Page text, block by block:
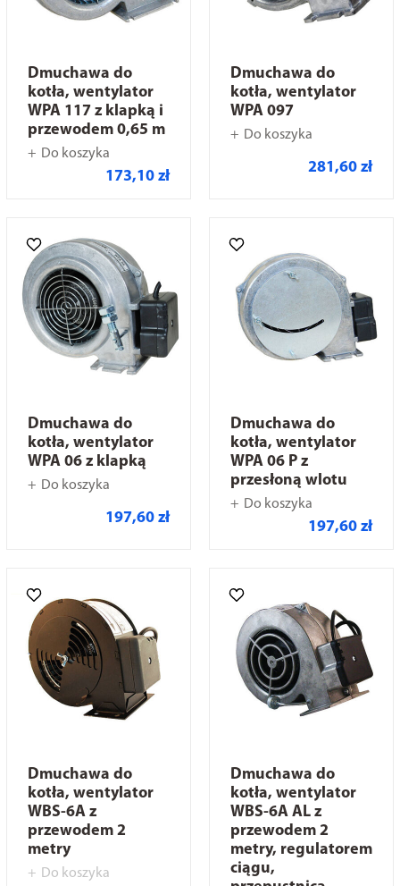
Dmuchawa do
kotła, wentylator
WPA 117 z klapką i
przewodem 0,65 m
Do koszyka
173,10 zł
Dmuchawa do
kotła, wentylator
WPA 097
Do koszyka
281,60 zł
Dmuchawa do
kotła, wentylator
WPA 06 z klapką
Do koszyka
197,60 zł
Dmuchawa do
kotła, wentylator
WPA 06 P z
przesłoną wlotu
Do koszyka
197,60 zł
Dmuchawa do
kotła, wentylator
WBS-6A z
przewodem 2
metry
Do koszyka
Dmuchawa do
kotła, wentylator
WBS-6A AL z
przewodem 2
metry, regulatorem
ciągu,